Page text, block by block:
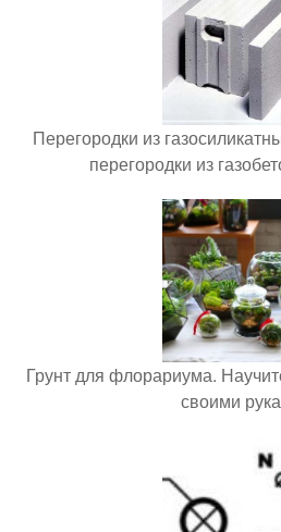
Перегородки из
перегородки из
Грунт для флорариума.
своими